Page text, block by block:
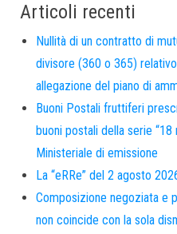
Articoli recenti
Nullità di un contratto di
divisore (360 o 365) relativo
allegazione del piano di
Buoni Postali fruttiferi
buoni postali della serie
Ministeriale di emissione
La “eRRe” del 2 agosto
Composizione negoziata e
non coincide con la sola